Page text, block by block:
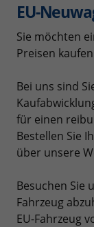
EU-
Sie möchten
Preisen
Bei uns sind
für einen
Bestellen Sie
über unsere
Besuchen Sie
Fahrzeug
EU-Fahrzeug